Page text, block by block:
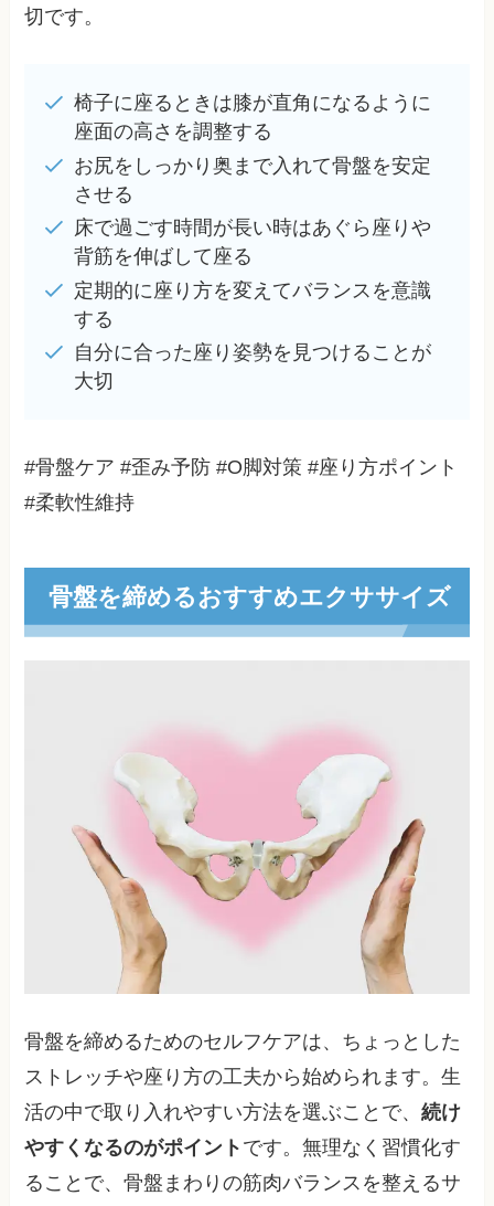
切です。
椅子に座るときは膝が直角になるように
座面の高さを調整する
お尻をしっかり奥まで入れて骨盤を安定
させる
床で過ごす時間が長い時はあぐら座りや
背筋を伸ばして座る
定期的に座り方を変えてバランスを意識
する
自分に合った座り姿勢を見つけることが
大切
#骨盤ケア #歪み予防 #O脚対策 #座り方ポイント
#柔軟性維持
骨盤を締めるおすすめエクササイズ
骨盤を締めるためのセルフケアは、ちょっとした
ストレッチや座り方の工夫から始められます。生
活の中で取り入れやすい方法を選ぶことで、続け
やすくなるのがポイント です。無理なく習慣化す
ることで、骨盤まわりの筋肉バランスを整えるサ